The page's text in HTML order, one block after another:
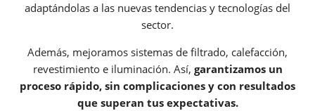
adaptándolas a las nuevas tendencias y tecnologías del
sector.
Además, mejoramos sistemas de filtrado, calefacción,
revestimiento e iluminación. Así, garantizamos un
proceso rápido, sin complicaciones y con resultados
que superan tus expectativas.